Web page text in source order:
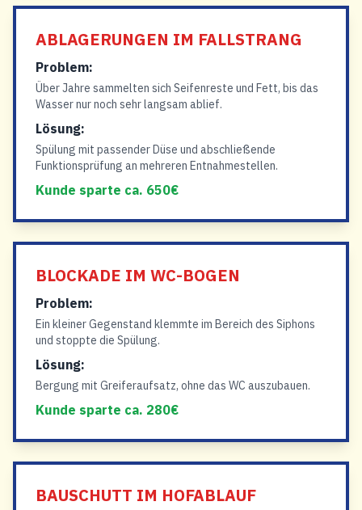
ABLAGERUNGEN IM FALLSTRANG
Problem:
Über Jahre sammelten sich Seifenreste und Fett, bis das
Wasser nur noch sehr langsam ablief.
Lösung:
Spülung mit passender Düse und abschließende
Funktionsprüfung an mehreren Entnahmestellen.
Kunde sparte ca. 650€
BLOCKADE IM WC-BOGEN
Problem:
Ein kleiner Gegenstand klemmte im Bereich des Siphons
und stoppte die Spülung.
Lösung:
Bergung mit Greiferaufsatz, ohne das WC auszubauen.
Kunde sparte ca. 280€
BAUSCHUTT IM HOFABLAUF